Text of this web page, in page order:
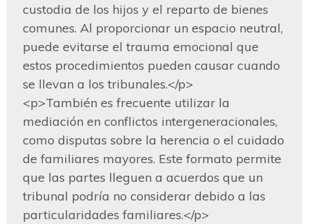
custodia de los hijos y el reparto de bienes
comunes. Al proporcionar un espacio neutral,
puede evitarse el trauma emocional que
estos procedimientos pueden causar cuando
se llevan a los tribunales.</p>
<p>También es frecuente utilizar la
mediación en conflictos intergeneracionales,
como disputas sobre la herencia o el cuidado
de familiares mayores. Este formato permite
que las partes lleguen a acuerdos que un
tribunal podría no considerar debido a las
particularidades familiares.</p>